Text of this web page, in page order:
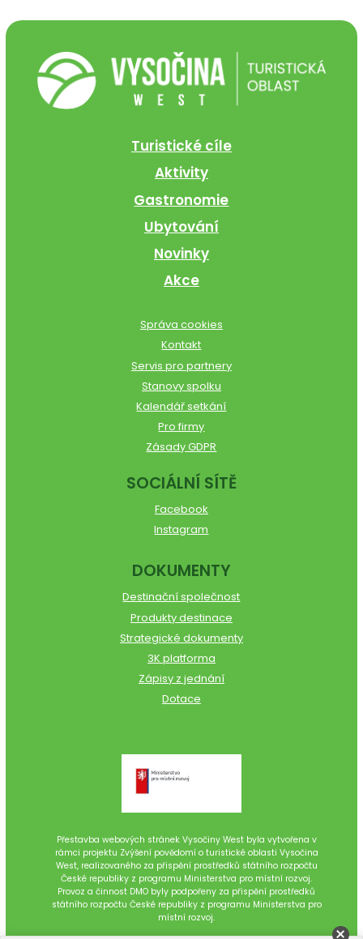
Turistické cíle
Aktivity
Gastronomie
Ubytování
Novinky
Akce
Správa cookies
Kontakt
Servis pro partnery
Stanovy spolku
Kalendář setkání
Pro firmy
Zásady GDPR
SOCIÁLNÍ SÍTĚ
Facebook
Instagram
DOKUMENTY
Destinační společnost
Produkty destinace
Strategické dokumenty
3K platforma
Zápisy z jednání
Dotace
Přestavba webových stránek Vysočiny West byla vytvořena v
rámci projektu Zvýšení povědomí o turistické oblasti Vysočina
West, realizovaného za přispění prostředků státního rozpočtu
České republiky z programu Ministerstva pro místní rozvoj.
Provoz a činnost DMO byly podpořeny za přispění prostředků
státního rozpočtu České republiky z programu Ministerstva pro
místní rozvoj.